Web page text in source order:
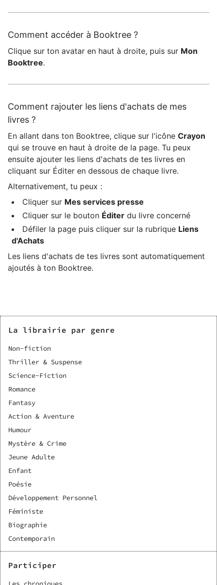
Comment accéder à Booktree ?
Clique sur ton avatar en haut à droite, puis sur Mon
Booktree.
Comment rajouter les liens d'achats de mes
livres ?
En allant dans ton Booktree, clique sur l'icône Crayon
qui se trouve en haut à droite de la page. Tu peux
ensuite ajouter les liens d'achats de tes livres en
cliquant sur Éditer en dessous de chaque livre.
Alternativement, tu peux :
Cliquer sur Mes services presse
Cliquer sur le bouton Éditer du livre concerné
Défiler la page puis cliquer sur la rubrique Liens
d'Achats
Les liens d'achats de tes livres sont automatiquement
ajoutés à ton Booktree.
La librairie par genre
Non-fiction
Thriller & Suspense
Science-Fiction
Romance
Fantasy
Action & Aventure
Humour
Mystère & Crime
Jeune Adulte
Enfant
Poésie
Développement Personnel
Féministe
Biographie
Contemporain
Participer